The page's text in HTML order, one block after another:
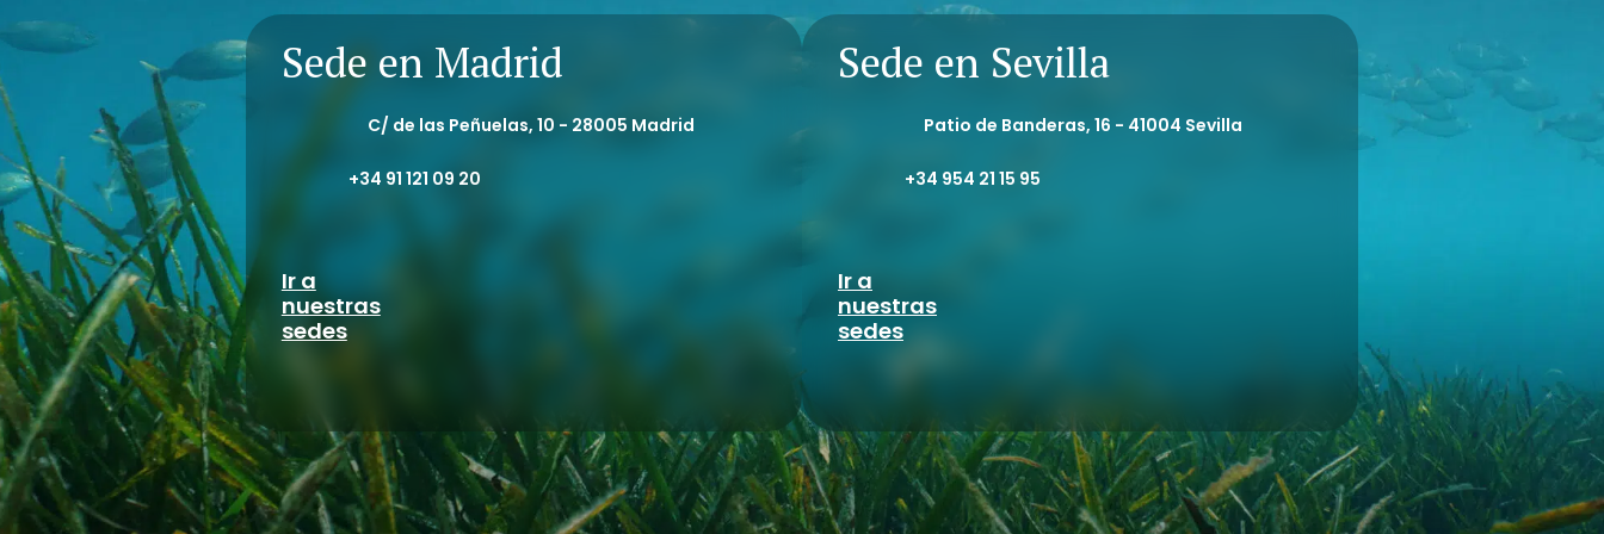
Sede en Madrid
C/ de las Peñuelas, 10 - 28005 Madrid
+34 91 121 09 20
Ir a
nuestras
sedes
Sede en Sevilla
Patio de Banderas, 16 - 41004 Sevilla
+34 954 21 15 95
Ir a
nuestras
sedes